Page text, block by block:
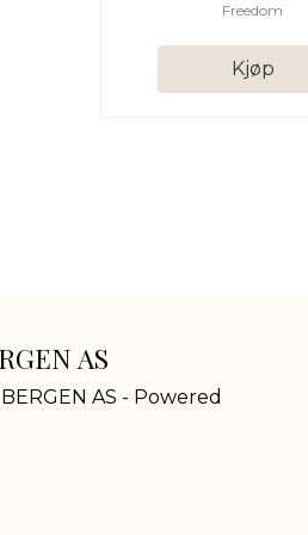
Freedom
Kjøp
AS
AS - Powered